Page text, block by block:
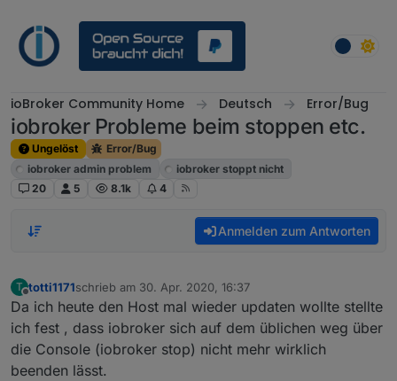
ioBroker Community Home Deutsch Error/Bug
iobroker Probleme beim stoppen etc.
Ungelöst
Error/Bug
iobroker admin problem
iobroker stoppt nicht
20
5 8.1k 4
Anmelden zum Antworten
T
Offline
totti1171schrieb am 30. Apr. 2020, 16:37
zuletzt editiert von
Da ich heute den Host mal wieder updaten wollte stellte
ich fest , dass iobroker sich auf dem üblichen weg über
die Console (iobroker stop) nicht mehr wirklich
beenden lässt.